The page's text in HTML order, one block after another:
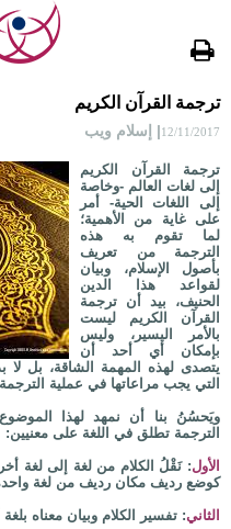
ترجمة القرآن الكريم
12/11/2017| إسلام ويب
ترجمة القرآن الكريم
إلى لغات العالم -وخاصة
إلى اللغات الحية- أمر
على غاية من الأهمية؛
لما تقوم به هذه
الترجمة من تعريف
بأصول الإسلام، وبيان
لقواعد هذا الدين
الحنيف، بيد أن ترجمة
القرآن الكريم ليست
بالأمر اليسير، وليس
بإمكان أي أحد أن
يتصدى لهذه المهمة الشاقة، بل
التي يجب مراعاتها في عملية
ويَحسُنُ بنا أن نمهد لهذا
الترجمة تطلق في اللغة على معنيين:
الأول: نَقْلُ الكلام من لغة إلى لغة
كوضع رديف مكان رديف من لغة
الثاني: تفسير الكلام وبيان معناه